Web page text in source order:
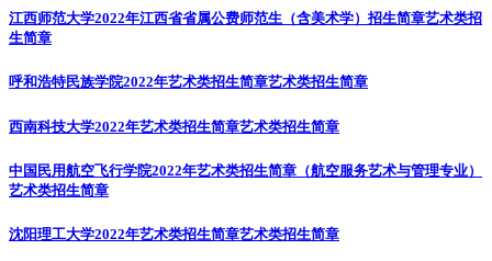
江西师范大学2022年江西省省属公费师范生（含美术学）招生简章艺术类招
生简章
呼和浩特民族学院2022年艺术类招生简章艺术类招生简章
西南科技大学2022年艺术类招生简章艺术类招生简章
中国民用航空飞行学院2022年艺术类招生简章（航空服务艺术与管理专业）
艺术类招生简章
沈阳理工大学2022年艺术类招生简章艺术类招生简章